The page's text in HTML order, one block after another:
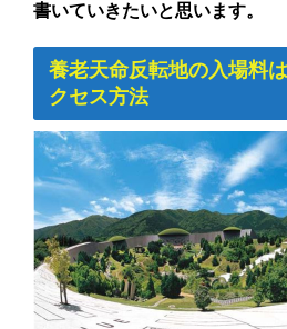
書いていきたいと思います。
養老天命反転地の入場料
クセス方法